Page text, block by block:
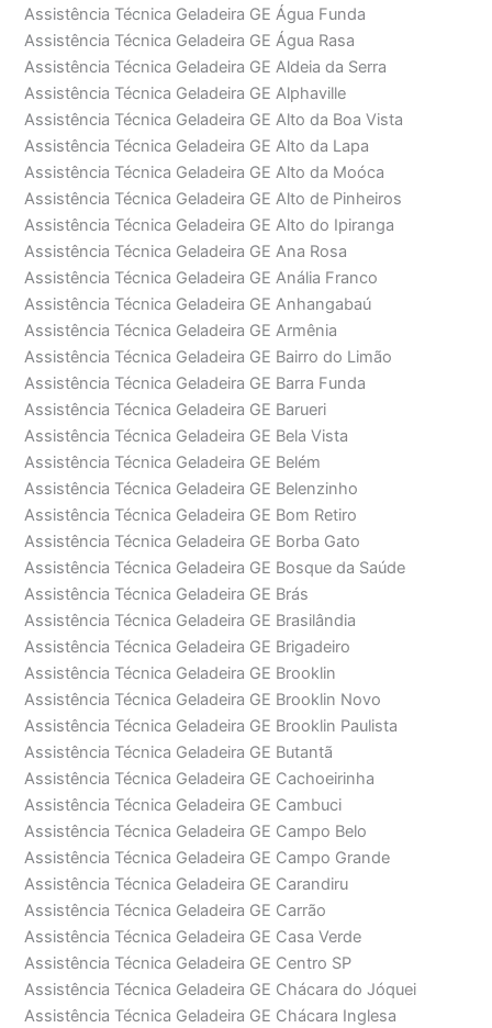
Assistência Técnica Geladeira GE Água Funda
Assistência Técnica Geladeira GE Água Rasa
Assistência Técnica Geladeira GE Aldeia da Serra
Assistência Técnica Geladeira GE Alphaville
Assistência Técnica Geladeira GE Alto da Boa Vista
Assistência Técnica Geladeira GE Alto da Lapa
Assistência Técnica Geladeira GE Alto da Moóca
Assistência Técnica Geladeira GE Alto de Pinheiros
Assistência Técnica Geladeira GE Alto do Ipiranga
Assistência Técnica Geladeira GE Ana Rosa
Assistência Técnica Geladeira GE Anália Franco
Assistência Técnica Geladeira GE Anhangabaú
Assistência Técnica Geladeira GE Armênia
Assistência Técnica Geladeira GE Bairro do Limão
Assistência Técnica Geladeira GE Barra Funda
Assistência Técnica Geladeira GE Barueri
Assistência Técnica Geladeira GE Bela Vista
Assistência Técnica Geladeira GE Belém
Assistência Técnica Geladeira GE Belenzinho
Assistência Técnica Geladeira GE Bom Retiro
Assistência Técnica Geladeira GE Borba Gato
Assistência Técnica Geladeira GE Bosque da Saúde
Assistência Técnica Geladeira GE Brás
Assistência Técnica Geladeira GE Brasilândia
Assistência Técnica Geladeira GE Brigadeiro
Assistência Técnica Geladeira GE Brooklin
Assistência Técnica Geladeira GE Brooklin Novo
Assistência Técnica Geladeira GE Brooklin Paulista
Assistência Técnica Geladeira GE Butantã
Assistência Técnica Geladeira GE Cachoeirinha
Assistência Técnica Geladeira GE Cambuci
Assistência Técnica Geladeira GE Campo Belo
Assistência Técnica Geladeira GE Campo Grande
Assistência Técnica Geladeira GE Carandiru
Assistência Técnica Geladeira GE Carrão
Assistência Técnica Geladeira GE Casa Verde
Assistência Técnica Geladeira GE Centro SP
Assistência Técnica Geladeira GE Chácara do Jóquei
Assistência Técnica Geladeira GE Chácara Inglesa